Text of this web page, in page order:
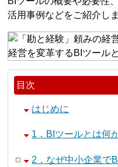
活用事例などをご紹介しま
目次
はじめに
1．BIツールとは何
2．なぜ中小企業で